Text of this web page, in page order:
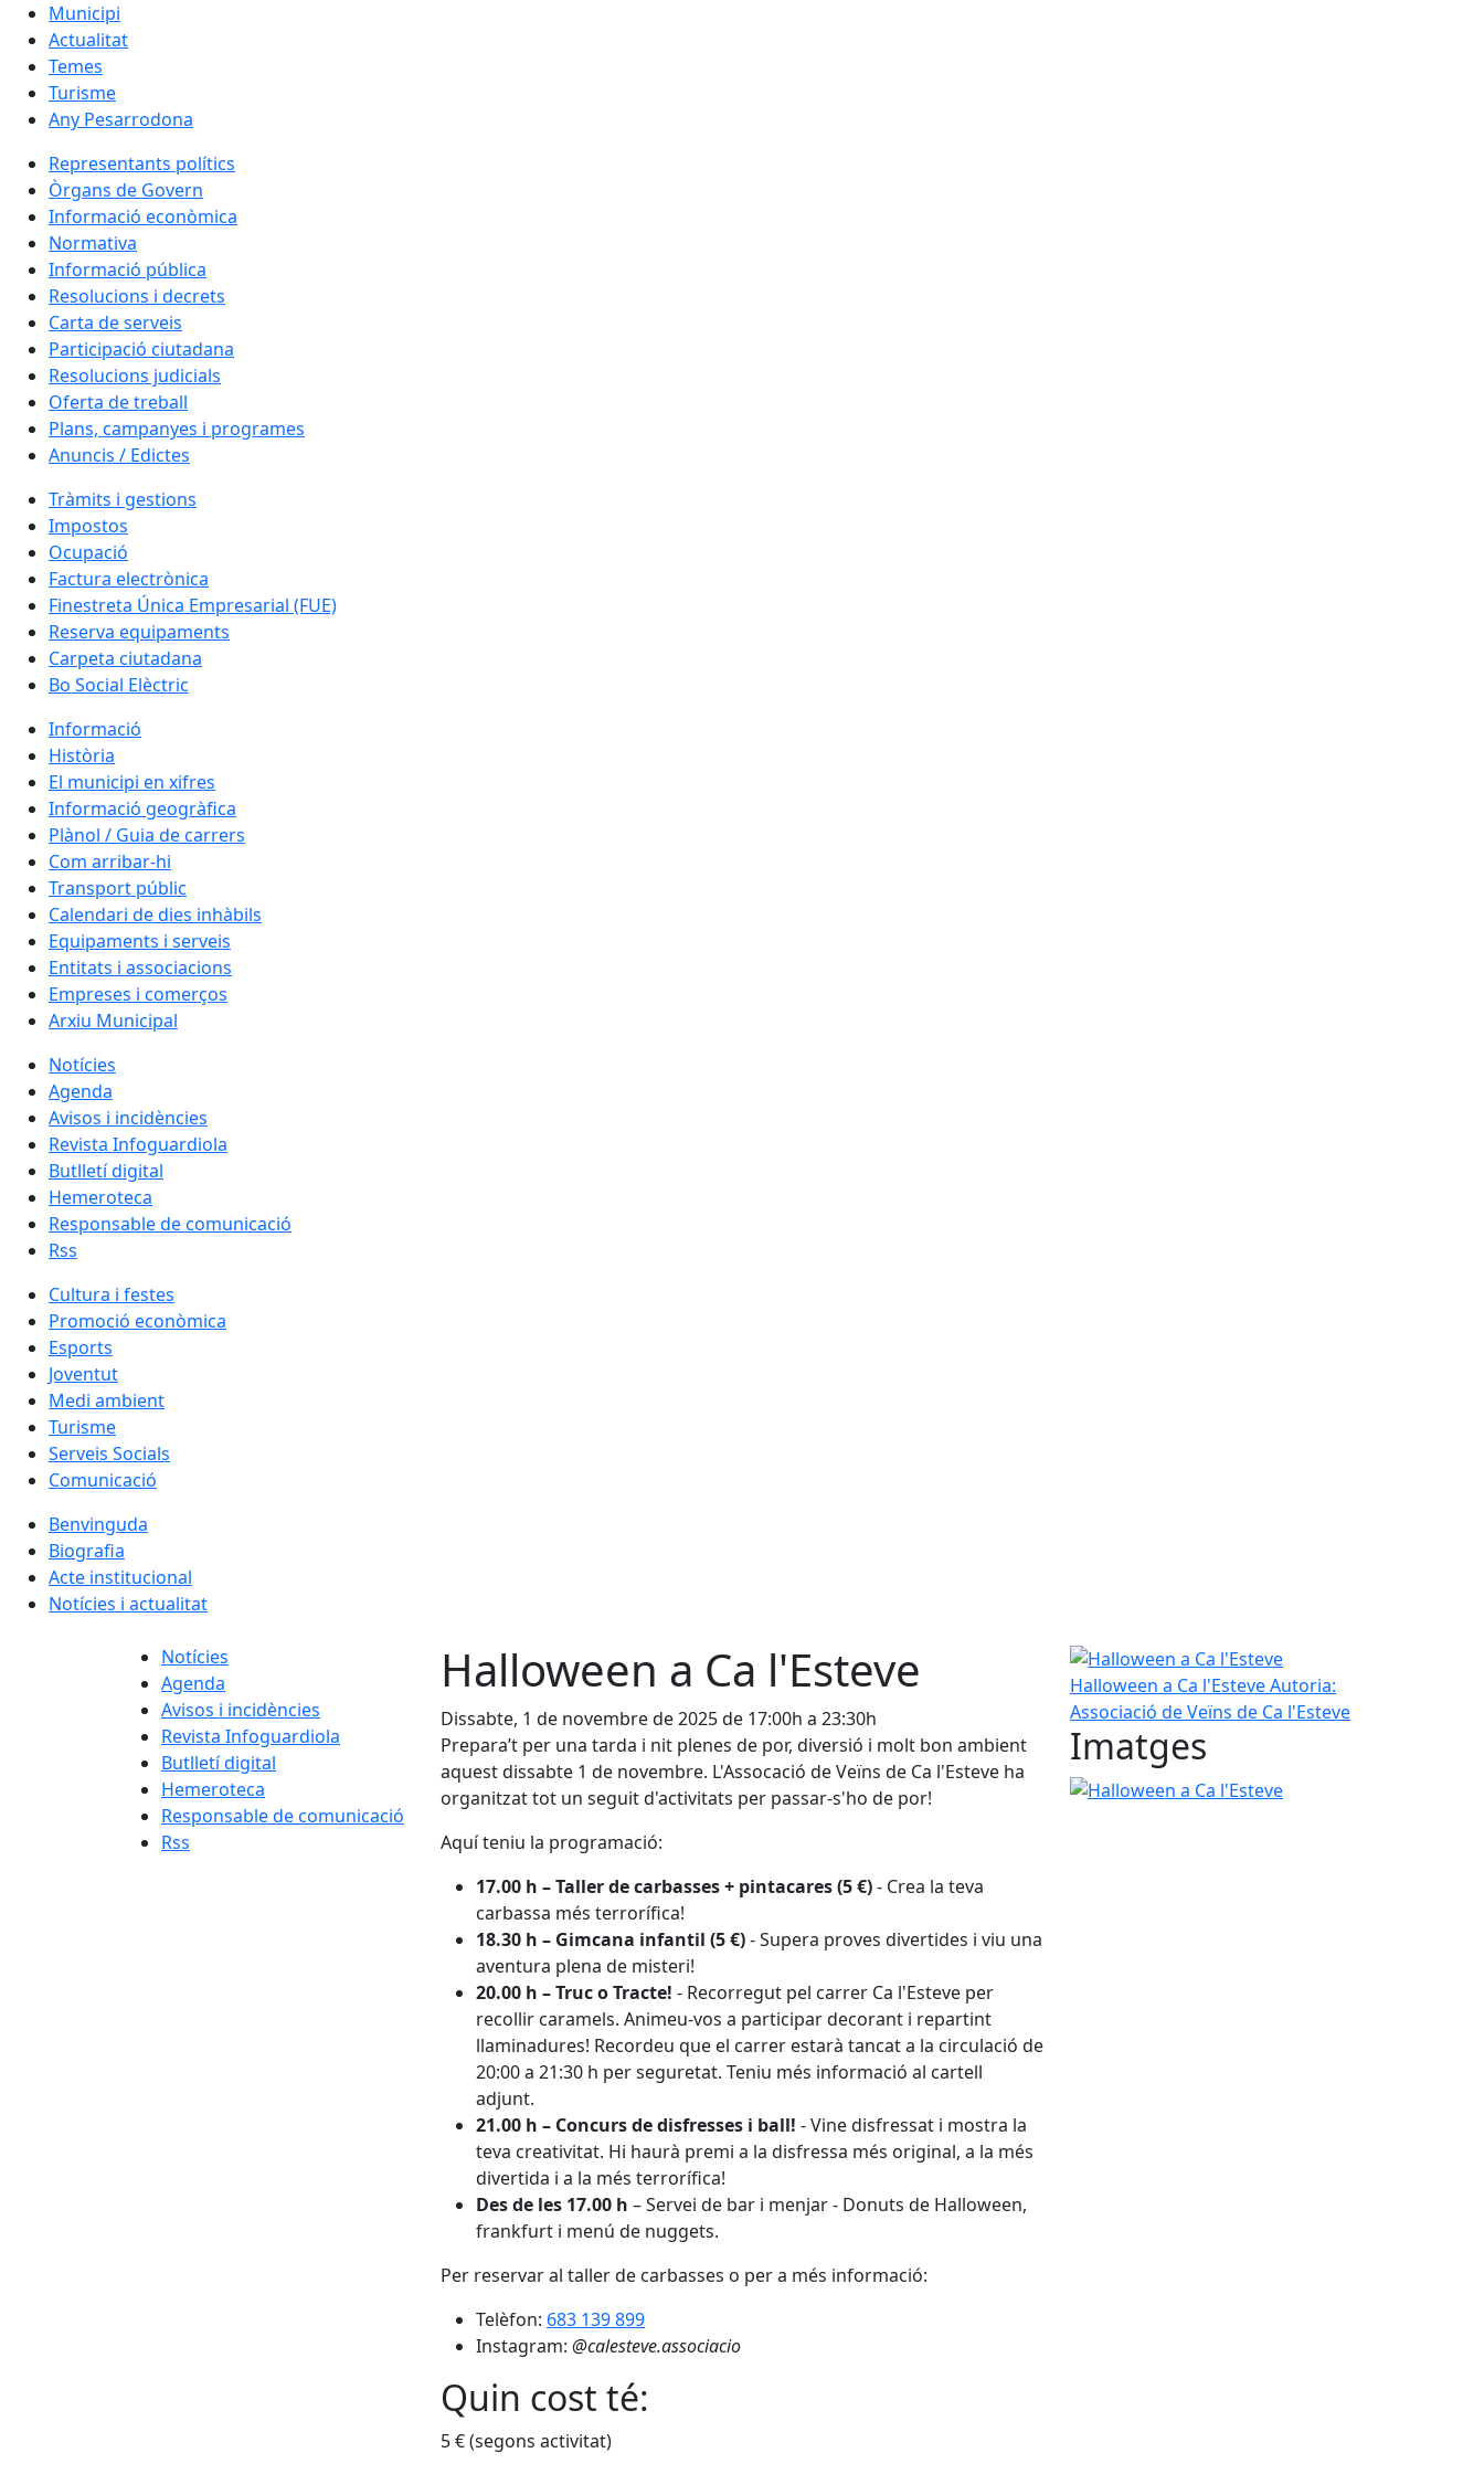
Municipi
Actualitat
Temes
Turisme
Any Pesarrodona
Representants polítics
Òrgans de Govern
Informació econòmica
Normativa
Informació pública
Resolucions i decrets
Carta de serveis
Participació ciutadana
Resolucions judicials
Oferta de treball
Plans, campanyes i programes
Anuncis / Edictes
Tràmits i gestions
Impostos
Ocupació
Factura electrònica
Finestreta Única Empresarial (FUE)
Reserva equipaments
Carpeta ciutadana
Bo Social Elèctric
Informació
Història
El municipi en xifres
Informació geogràfica
Plànol / Guia de carrers
Com arribar-hi
Transport públic
Calendari de dies inhàbils
Equipaments i serveis
Entitats i associacions
Empreses i comerços
Arxiu Municipal
Notícies
Agenda
Avisos i incidències
Revista Infoguardiola
Butlletí digital
Hemeroteca
Responsable de comunicació
Rss
Cultura i festes
Promoció econòmica
Esports
Joventut
Medi ambient
Turisme
Serveis Socials
Comunicació
Benvinguda
Biografia
Acte institucional
Notícies i actualitat
Notícies
Agenda
Avisos i incidències
Revista Infoguardiola
Butlletí digital
Hemeroteca
Responsable de comunicació
Rss
Halloween a Ca l'Esteve
Dissabte, 1 de novembre de 2025 de 17:00h a 23:30h
Prepara’t per una tarda i nit plenes de por, diversió i molt bon ambient
aquest dissabte 1 de novembre. L'Assocació de Veïns de Ca l'Esteve ha
organitzat tot un seguit d'activitats per passar-s'ho de por!
Aquí teniu la programació:
17.00 h – Taller de carbasses + pintacares (5 €)- Crea la teva
carbassa més terrorífica!
18.30 h – Gimcana infantil (5 €)- Supera proves divertides i viu una
aventura plena de misteri!
20.00 h – Truc o Tracte! - Recorregut pel carrer Ca l'Esteve per
recollir caramels. Animeu-vos a participar decorant i repartint
llaminadures! Recordeu que el carrer estarà tancat a la circulació de
20:00 a 21:30 h per seguretat. Teniu més informació al cartell
adjunt.
21.00 h – Concurs de disfresses i ball! - Vine disfressat i mostra la
teva creativitat. Hi haurà premi a la disfressa més original, a la més
divertida i a la més terrorífica!
Des de les 17.00 h – Servei de bar i menjar - Donuts de Halloween,
frankfurt i menú de nuggets.
Per reservar al taller de carbasses o per a més informació:
Telèfon: 683 139 899
Instagram: @calesteve.associacio
Quin cost té:
5 € (segons activitat)
Halloween a Ca l'Esteve
Halloween a Ca l'EsteveAutoria:
Associació de Veïns de Ca l'Esteve
Imatges
Halloween a Ca l'Esteve